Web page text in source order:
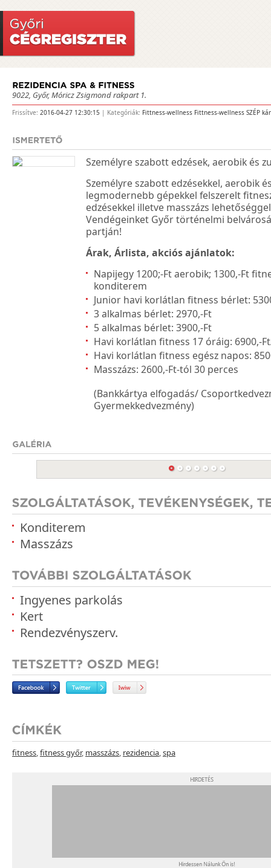
9022, Győr, Móricz Zsigmond rakpart 1.
Frissítve: 2016-04-27 12:30:15 | Kategóriák: Fittness-wellness Fittness-wellness SZÉP
Személyre szabott edzések, aerobik és
Személyre szabott edzésekkel, aerobik
legmodernebb gépekkel felszerelt
edzésekkel illetve masszázs
Vendégeinket Győr történelmi
partján!
Árak, Árlista, akciós ajánlatok:
Napijegy 1200;-Ft aerobik; 1300,-Ft
konditerem
Junior havi korlátlan fitness bérlet:
3 alkalmas bérlet: 2970,-Ft
5 alkalmas bérlet: 3900,-Ft
Havi korlátlan fitness 17 óráig: 6900,-
Havi korlátlan fitness egész napos:
Masszázs: 2600,-Ft-tól 30 perces
(Bankkártya elfogadás/
Gyermekkedvezmény)
Konditerem
Masszázs
Ingyenes parkolás
Kert
Rendezvényszerv.
fitness,fitness győr, masszázs, rezidencia,spa